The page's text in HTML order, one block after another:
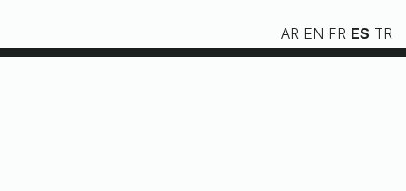
AR EN FR ES TR